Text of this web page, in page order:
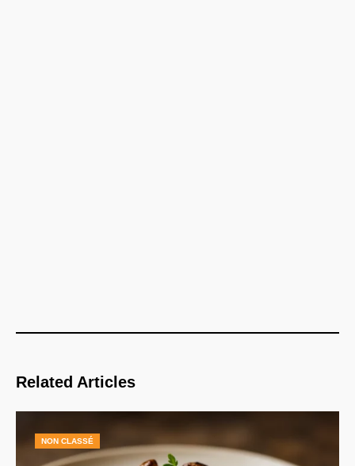
Related Articles
NON CLASSÉ